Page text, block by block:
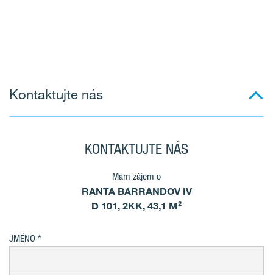
Kontaktujte nás
KONTAKTUJTE NÁS
Mám zájem o
RANTA BARRANDOV IV
D 101, 2KK, 43,1 M²
JMÉNO